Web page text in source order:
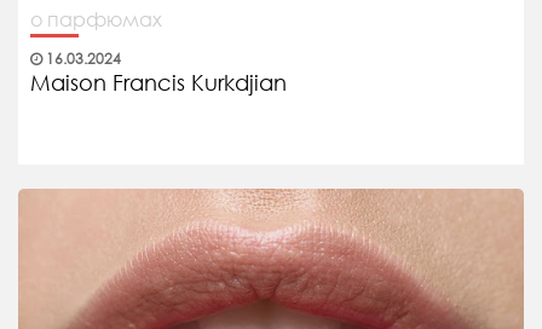
о парфюмах
16.03.2024
Maison Francis Kurkdjian